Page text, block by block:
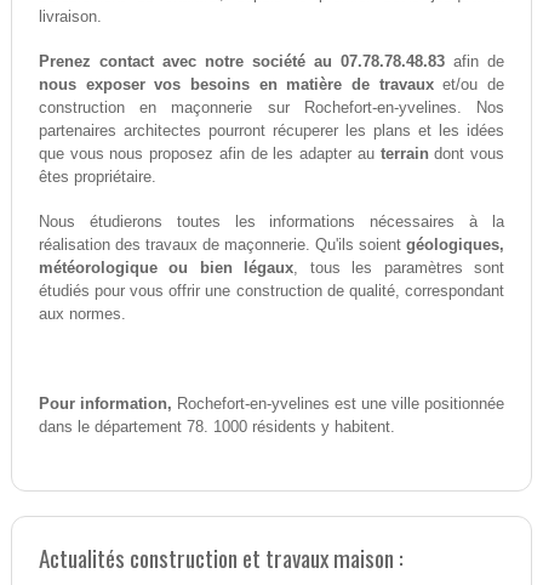
livraison.
Prenez contact avec notre société au 07.78.78.48.83 afin de
nous exposer vos besoins en matière de travauxet/ou de
construction en maçonnerie sur Rochefort-en-yvelines. Nos
partenaires architectes pourront récuperer les plans et les idées
que vous nous proposez afin de les adapter au terrain dont vous
êtes propriétaire.
Nous étudierons toutes les informations nécessaires à la
réalisation des travaux de maçonnerie. Qu'ils soientgéologiques,
météorologique ou bien légaux, tous les paramètres sont
étudiés pour vous offrir une construction de qualité, correspondant
aux normes.
Pour information, Rochefort-en-yvelines est une ville positionnée
dans le département 78. 1000 résidents y habitent.
Actualités construction et travaux maison :